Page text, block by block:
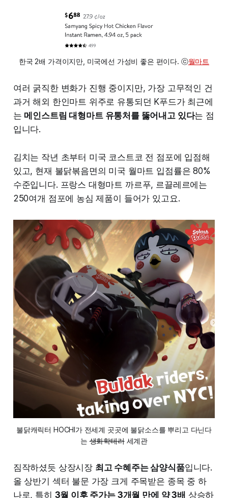
한국 2배 가​​격이지만, 미국에선 ​​가성비 좋은 편이다​. ⓒ월마트
여러 굵직한 변화가 진행 중이지만, 가장 고무적인 건
과거 해외 한인마트 위주로 유통되던 K푸드가 최근에
는 메인스트림 대형마트 유통처를 뚫어내고 있다는 점
입니다.
김치는 작년 초부터 미국 코스트코 전 점포에 입점해
있고, 현재 불닭볶음면의 미국 월마트 입점률은 80%
수준입니다. 프랑스 대형마트 까르푸, 르끌레르에는
250여개 점포에 농심 제품이 들어가 있고요.
불닭캐릭터 HOCHI가 전세계 곳곳에 불닭소스를 뿌리고 다닌다
는 생화학테러 세계관
짐작하셨듯 상장시장 최고 수혜주는 삼양식품입니다.
올 상반기 섹터 불문 가장 크게 주목받은 종목 중 하
나로, 특히 3월 이후 주가는 3개월 만에 약 3배 상승하